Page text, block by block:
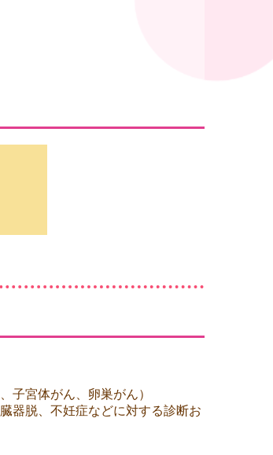
子宮体がん、卵巣がん）
器脱、不妊症などに対する診断お